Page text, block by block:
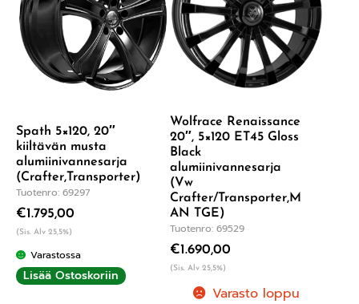
Spath 5×120, 20″
kiiltävän musta
alumiinivannesarja
(Crafter,Transporter)
Tuotenro: 69297
€1.795,00
(Sis. Alv 25,5%)
Varastossa
Lisää Ostoskoriin
Wolfrace Renaissance
20″, 5×120 ET45 Gloss
Black
alumiinivannesarja
(Vw
Crafter/Transporter,M
AN TGE)
Tuotenro: 69529
€1.690,00
(Sis. Alv 25,5%)
Varasto loppu